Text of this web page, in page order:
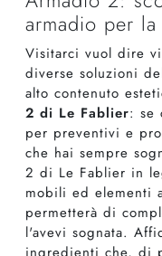
armadio per
Visitarci vuol dire
diverse soluzioni
alto contenuto
2 di Le Fablier: se
per preventivi e
che hai sempre
2 di Le Fablier in
mobili ed elementi
permetterà di
l'avevi sognata.